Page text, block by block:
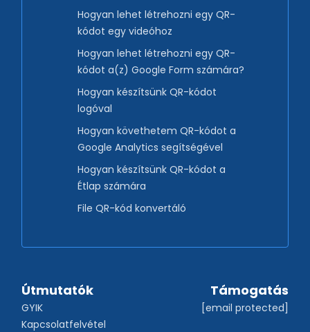
Hogyan lehet létrehozni egy QR-
kódot egy videóhoz
Hogyan lehet létrehozni egy QR-
kódot a(z) Google Form számára?
Hogyan készítsünk QR-kódot
logóval
Hogyan követhetem QR-kódot a
Google Analytics segítségével
Hogyan készítsünk QR-kódot a
Étlap számára
File QR-kód konvertáló
Útmutatók
GYIK
Kapcsolatfelvétel
Támogatás
[email protected]